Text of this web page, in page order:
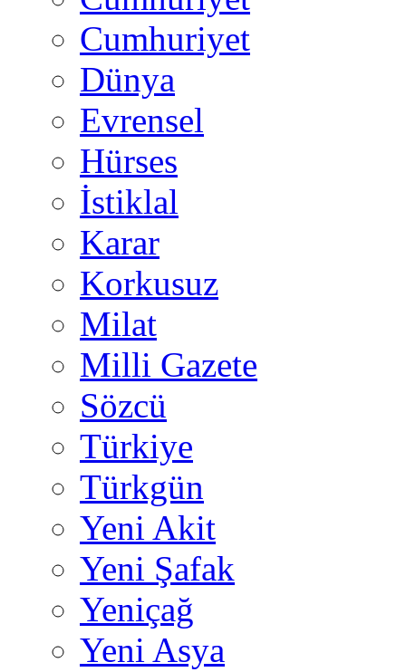
Cumhuriyet
Dünya
Evrensel
Hürses
İstiklal
Karar
Korkusuz
Milat
Milli Gazete
Sözcü
Türkiye
Türkgün
Yeni Akit
Yeni Şafak
Yeniçağ
Yeni Asya